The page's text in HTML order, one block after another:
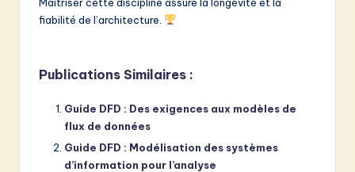
fiabilité de l’architecture.
Publications Similaires :
Guide DFD : Des exigences aux modèles de
flux de données
Guide DFD : Modélisation des systèmes
d’information pour l’analyse